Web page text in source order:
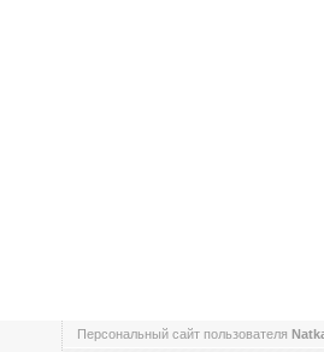
Персональный сайт пользователя